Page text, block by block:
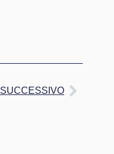
SUCCESSIVO